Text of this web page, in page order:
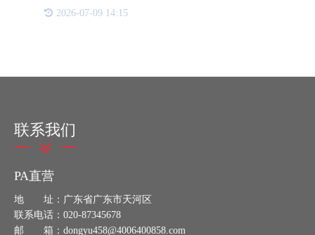
息的载体，更是辨别产品真伪的重要工具。然而，随
着假冒产品的增多，吊牌被伪造的风险也随之增加，
2026-07-09 14:15
联系我们
PA直营
地 址：广东省广东市天河区
联系电话：020-87345678
邮 箱：dongyu458@4006400858.com